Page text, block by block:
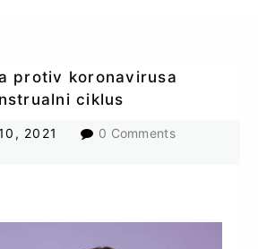
protiv koronavirusa
ciklus
, 2021 0 Comments